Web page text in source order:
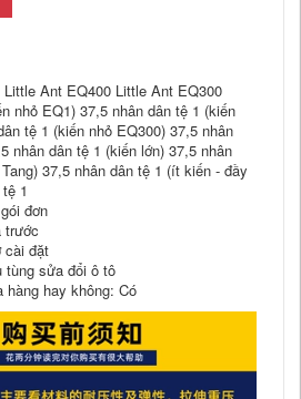
Ant EQ400 Little Ant EQ300
nhỏ EQ1) 37,5 nhân dân tệ 1 (kiến
tệ 1 (kiến nhỏ EQ300) 37,5 nhân
nhân dân tệ 1 (kiến lớn) 37,5 nhân
37,5 nhân dân tệ 1 (ít kiến ​​- đầy
1
đơn
trước
cài đặt
tùng sửa đổi ô tô
hay không: Có